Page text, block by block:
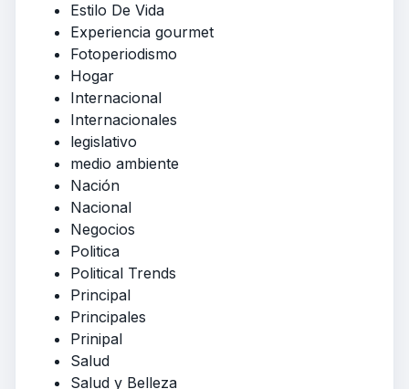
Estilo De Vida
Experiencia gourmet
Fotoperiodismo
Hogar
Internacional
Internacionales
legislativo
medio ambiente
Nación
Nacional
Negocios
Politica
Political Trends
Principal
Principales
Prinipal
Salud
Salud y Belleza